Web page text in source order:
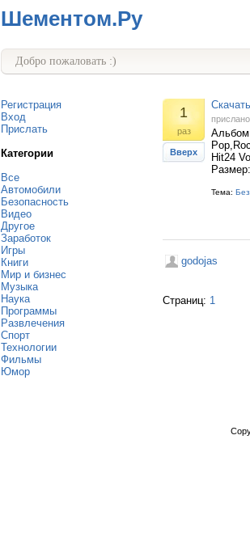
Шементом.Ру
Добро пожаловать :)
Регистрация
Вход
Прислать
Категории
Все
Автомобили
Безопасность
Видео
Другое
Заработок
Игры
Книги
Мир и бизнес
Музыка
Наука
Программы
Развлечения
Спорт
Технологии
Фильмы
Юмор
1
раз
Вверх
Hit24
Тема:
godojas
Страниц: 1